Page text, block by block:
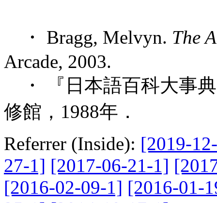
・ Bragg, Melvyn. The
Arcade, 2003.
・ 『日本語百科大事
修館，1988年．
Referrer (Inside): [2019-
27-1] [2017-06-21-1]
[2016-02-09-1] [2016-01-